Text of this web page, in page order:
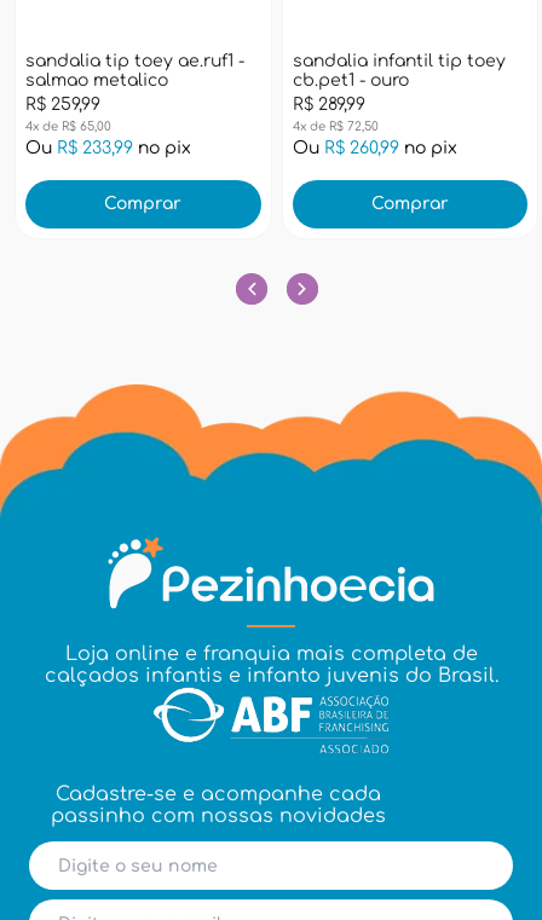
sandalia tip toey ae.ruf1 -
salmao metalico
R$ 259,99
4x de R$ 65,00
Ou R$ 233,99 no pix
Comprar
sandalia infantil tip toey
cb.pet1 - ouro
R$ 289,99
4x de R$ 72,50
Ou R$ 260,99no pix
Comprar
Loja online e franquia mais completa de
calçados infantis e infanto juvenis do Brasil.
Cadastre-se e acompanhe cada
passinho com nossas novidades